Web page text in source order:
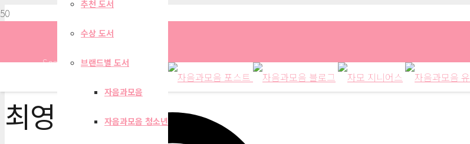
Search
추천 도서
수상 도서
브랜드별 도서
자음과모음
자음과모음 청소년
최영희